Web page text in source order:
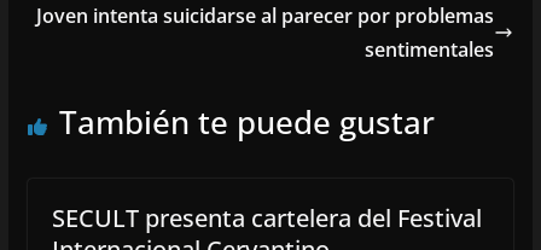
Joven intenta suicidarse al parecer por problemas
sentimentales
También te puede gustar
SECULT presenta cartelera del Festival